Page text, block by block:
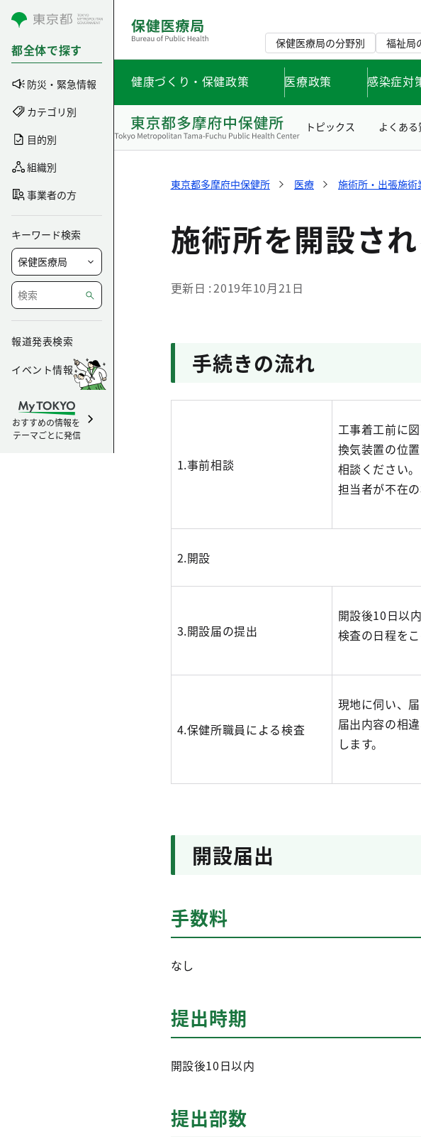
コンテンツにスキップ
都全体で探す
防災・緊急情報
カテゴリ別
目的別
組織別
事業者の方
キーワード検索
報道発表検索
イベント情報
おすすめの情報を
テーマごとに発信
保健医療局の分野別 福祉局
健康づくり・保健政策 医療政策 感染症対
トピックス よくある
東京都多摩府中保健所 医療 施術所・出張施術
施術所を開設さ
更新日 2019年10月21日
手続きの流れ
1.事前相談
工事着工前に
換気装置の位
相談ください。
担当者が不在
2.開設
3.開設届の提出
開設後10日以
検査の日程を
4.保健所職員による検査
現地に伺い、
届出内容の相
します。
開設届出
手数料
なし
提出時期
開設後10日以内
提出部数